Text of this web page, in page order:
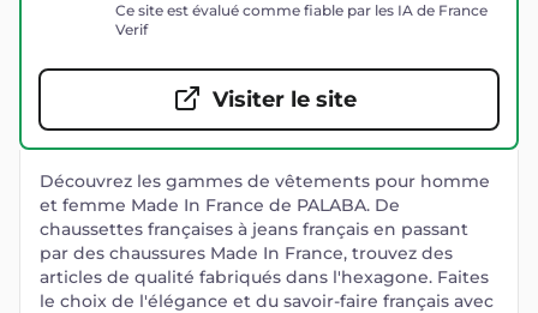
Ce site est évalué comme fiable par les IA de France
Verif
Visiter le site
Découvrez les gammes de vêtements pour homme
et femme Made In France de PALABA. De
chaussettes françaises à jeans français en passant
par des chaussures Made In France, trouvez des
articles de qualité fabriqués dans l'hexagone. Faites
le choix de l'élégance et du savoir-faire français avec